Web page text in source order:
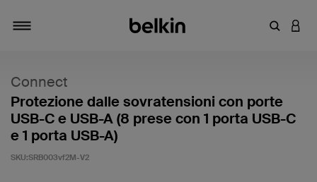
Inserisci
Connect
Protezione dalle sovratensioni con porte
USB-C e USB-A (8 prese con 1 porta USB-C
e 1 porta USB-A)
SKU:SRB003vf2M-V2